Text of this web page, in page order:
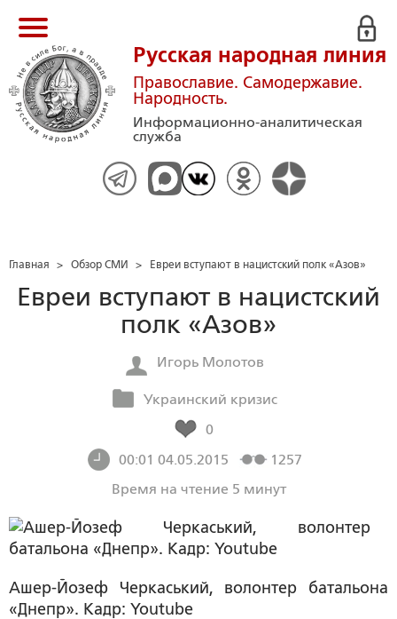
Русская народная линия
Православие. Самодержавие.
Народность.
Информационно-аналитическая
служба
Главная > Обзор СМИ > Евреи вступают в нацистский полк «Азов»
Евреи вступают в нацистский
полк «Азов»
Игорь Молотов
Украинский кризис
0
00:01 04.05.2015
1257
Время на чтение 5 минут
Ашер-Йозеф Черкаський, волонтер батальона
«Днепр». Кадр: Youtube